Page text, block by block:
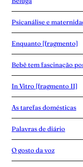
Psicanálise e
Enquanto [fragmento]
Bebê tem fascinação
In Vitro [fragmento II]
As tarefas domésticas
Palavras de diário
O gosto da voz